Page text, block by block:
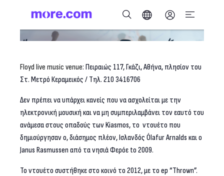
Floyd live music venue: Πειραιώς 117, Γκάζι, Αθήνα, πλησίον του
Στ. Μετρό Κεραμεικός / Τηλ. 210 3416706
Δεν πρέπει να υπάρχει κανείς που να ασχολείται με την
ηλεκτρονική μουσική και να μη συμπεριλαμβάνει τον εαυτό του
ανάμεσα στους οπαδούς των Kiasmos, το ντουέτο που
δημιούργησαν ο, διάσημος πλέον, Ισλανδός Ólafur Arnalds και ο
Janus Rasmussen από τα νησιά Φερόε to 2009.
Το ντουέτο συστήθηκε στο κοινό το 2012, με το ep “Thrown”.